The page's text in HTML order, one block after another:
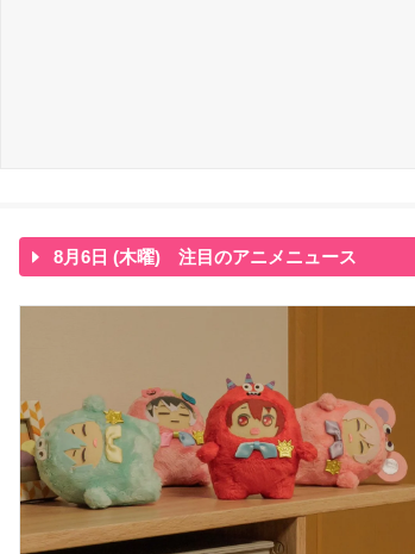
8月6日 (木曜) 注目のアニメニュース